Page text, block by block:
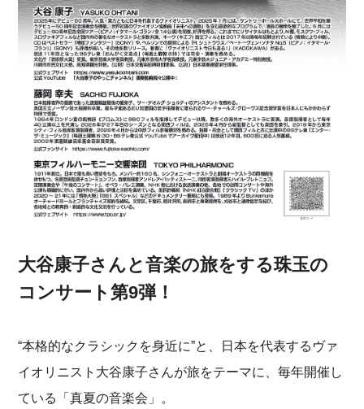
大谷康子さんと音楽の旅をする珠玉の
コンサート第9弾！
“本格的なクラシックを身近に”と、日本を代表するヴァ
イオリニスト大谷康子さんが旅をテーマに、毎年開催し
ている「真夏の音楽会」。